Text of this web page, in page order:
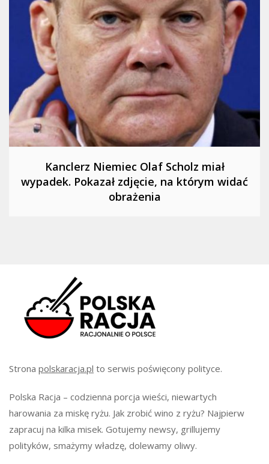
Kanclerz Niemiec Olaf Scholz miał
wypadek. Pokazał zdjęcie, na którym widać
obrażenia
Strona polskaracja.pl to serwis poświęcony polityce.
Polska Racja – codzienna porcja wieści, niewartych
harowania za miskę ryżu. Jak zrobić wino z ryżu? Najpierw
zapracuj na kilka misek. Gotujemy newsy, grillujemy
polityków, smażymy władzę, dolewamy oliwy.